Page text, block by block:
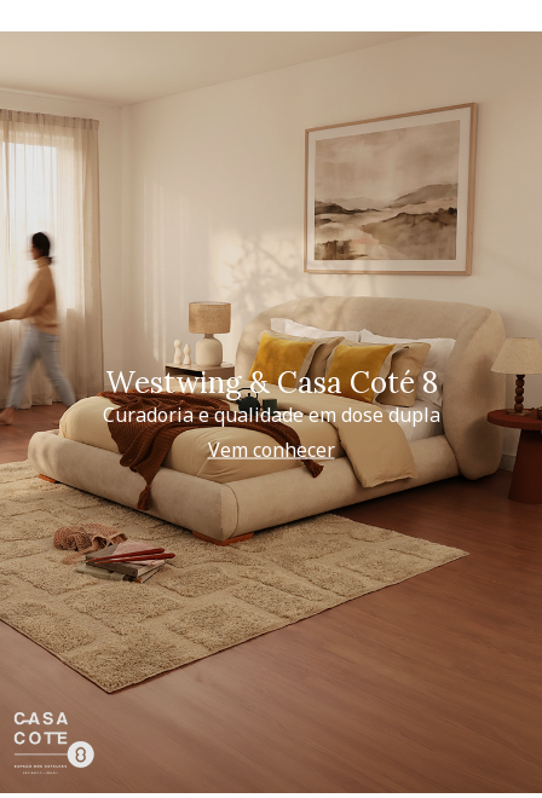
Westwing & Casa Coté 8
Curadoria e qualidade em dose dupla
Vem conhecer